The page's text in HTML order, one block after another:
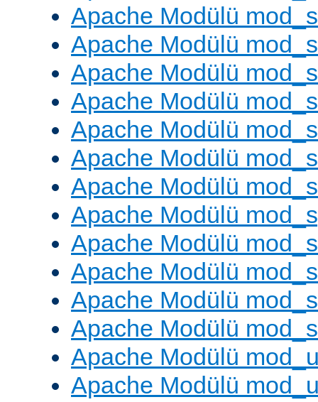
Apache Modülü
Apache Modülü
Apache Modülü
Apache Modülü
Apache Modülü
Apache Modülü
Apache Modülü
Apache Modülü
Apache Modülü
Apache Modülü
Apache Modülü
Apache Modülü
Apache Modülü
Apache Modülü